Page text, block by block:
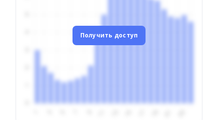
Получить доступ